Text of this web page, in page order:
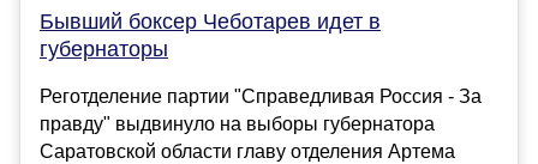
Бывший боксер Чеботарев идет в
губернаторы
Реготделение партии "Справедливая Россия - За
правду" выдвинуло на выборы губернатора
Саратовской области главу отделения Артема